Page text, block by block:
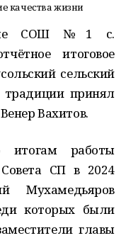
качества жизни
СОШ №1 с.
итоговое
сельский
традиции принял
Вахитов.
работы
СП в 2024
Мухамедьяров
которых были
главы